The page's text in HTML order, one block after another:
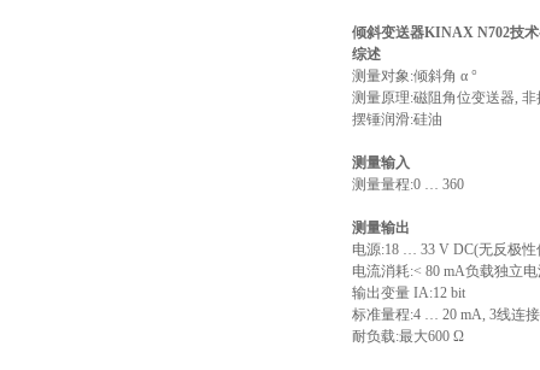
倾斜变送器KINAX N702技
综述
测量对象:倾斜角 α °
测量原理:磁阻角位变送器,
摆锤润滑:硅油
测量输入
测量量程:0 … 360
测量输出
电源:18 … 33 V DC(无反极性
电流消耗:< 80 mA负载独立
输出变量 IA:12 bit
标准量程:4 … 20 mA, 3线连接
耐负载:最大600 Ω